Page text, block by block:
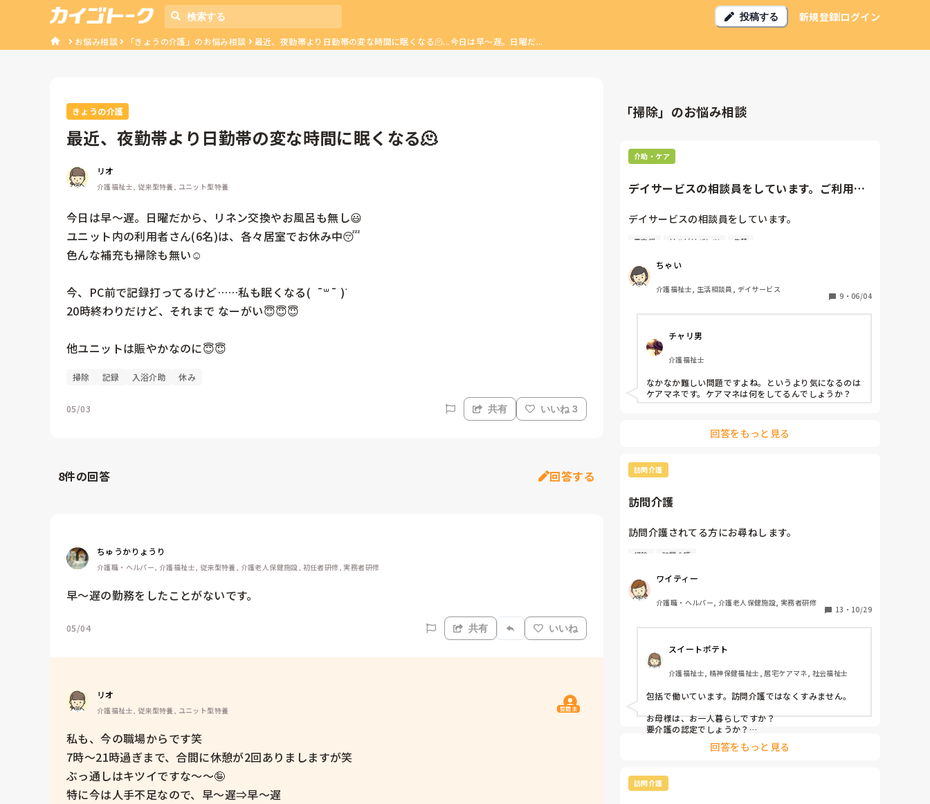
投稿する 新規登録ログイン
お悩み相談 「きょうの介護」のお悩み相談 最近、夜勤帯より日勤帯の変な時間に眠くなる🫠...今日は早〜遅。日曜だ...
きょうの介護
最近、夜勤帯より日勤帯の変な時間に眠くなる🫠
リオ
介護福祉士, 従来型特養, ユニット型特養
今日は早〜遅。日曜だから、リネン交換やお風呂も無し😃
ユニット内の利用者さん(6名)は、各々居室でお休み中😴
色んな補充も掃除も無い☺️
今、PC前で記録打ってるけど……私も眠くなる(  ¯꒳​¯ )ᐝ
20時終わりだけど、それまで なーがい😇😇😇
他ユニットは賑やかなのに😇😇
掃除 記録 入浴介助 休み
05/03 共有 いいね 3
8件の回答 回答する
ちゅうかりょうり
介護職・ヘルパー, 介護福祉士, 従来型特養, 介護老人保健施設, 初任者研修, 実務者研修
早～遅の勤務をしたことがないです。
05/04 共有 いいね
リオ
介護福祉士, 従来型特養, ユニット型特養 質問主
私も、今の職場からです笑
7時〜21時過ぎまで、合間に休憩が2回ありましますが笑
ぶっ通しはキツイですな〜〜🤪
特に今は人手不足なので、早〜遅⇒早〜遅
「掃除」のお悩み相談
介助・ケア
デイサービスの相談員をしています。ご利用者
デイサービスの相談員をしています。
ご利用者様のご家族から相談を受けている案件につい
要支援2女性の利用者のAさん。長男の家族と同居中。
Aさんは最近尿臭が気になります。
尿失禁もあるようで現在リハビリパンツとパッドを使
らかタンスの中に隠してしまい、部屋中尿臭が…
なかなか臭いがとれず困っています。
デイがお休みの日は自宅で入浴していますが、石鹸で
洗っている形跡もなく介入しようとすると機嫌が悪く
なってしまったり、嫁に意地悪されていると言われて
しまうそうです。
のですが尿臭で家族全員が困っているようで、次第に
Aさんと家族に溝が…。
に伝えたけど、本人はそんなことないと一点張り。
離れて住む兄弟に相談しても、力にはなってくれませ
ん。
利用で精一杯です。デイでは失禁したパッドをシルバ
よと伝える方向で対応しています。
ただ、ご自宅の悩みの解決までには程遠く…。
あーそうなんですか。
なにか力になってあげたいのですが…
尿臭対策、パッドを隠してしまう方への
お声かけの仕方、成功事例がありましたら
教えてくださいm(_ _)m
要支援 リハビリパンツ 失禁
ちゃい
介護福祉士, 生活相談員, デイサービス
9 ・ 06/04
チャリ男
介護福祉士
なかなか難しい問題ですよね。というより気になるのは
ケアマネです。ケアマネは何をしてるんでしょうか？
回答をもっと見る
訪問介護
訪問介護
訪問介護されてる方にお尋ねします。
母がデイサービスの時や病院に行く時など、準備のお
いつも30分だけの利用なのですが、準備自体は10分く
らいで終わってしまう為、残りの時間にリビングや部
屋の掃除機をお願いしたり、洗濯物干しや畳みなどお
本来家事はサービス内容には入っていないと思うので
すが、どうなのでしょうか？
来て頂いてるヘルパーさんに聞いたら、本来はやらな
い事と言っていたので母に伝えたら、『30分ぶんお金
払ってるし、残りの時間勿体ないじゃない！』と言わ
の時間があるから、その分他の事もお願いしちゃう気
持ちもわかります😅‪‪
掃除 訪問介護
ワイティー
介護職・ヘルパー, 介護老人保健施設, 実務者研修
13 ・ 10/29
スイートポテト
介護福祉士, 精神保健福祉士, 居宅ケアマネ, 社会福祉士
包括で働いています。訪問介護ではなくすみません。
お母様は、お一人暮らしですか？
要介護の認定でしょうか？
介護保険は、基本的にケアプランに位置付けされたもの
時間のことですが、入る時間は、20分以上30分未満が1
番短く入れる時間区切りなので、おそらくヘルパーさん
回答をもっと見る
訪問介護